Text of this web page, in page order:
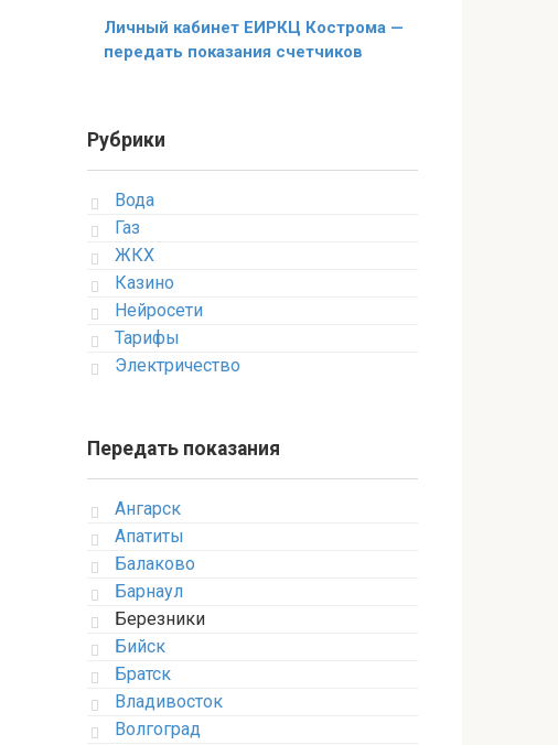
Личный кабинет ЕИРКЦ Кострома —
передать показания счетчиков
Рубрики
Вода
Газ
ЖКХ
Казино
Нейросети
Тарифы
Электричество
Передать показания
Ангарск
Апатиты
Балаково
Барнаул
Березники
Бийск
Братск
Владивосток
Волгоград